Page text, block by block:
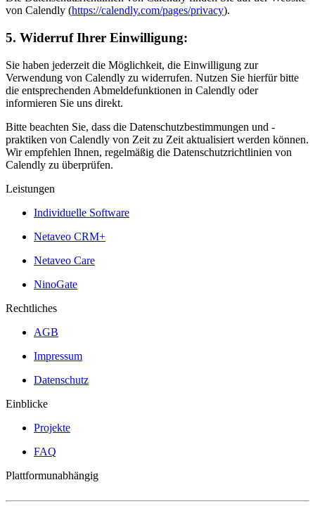
von Calendly (https://calendly.com/pages/privacy).
5. Widerruf Ihrer Einwilligung:
Sie haben jederzeit die Möglichkeit, die Einwilligung zur
Verwendung von Calendly zu widerrufen. Nutzen Sie hierfür bitte
die entsprechenden Abmeldefunktionen in Calendly oder
informieren Sie uns direkt.
Bitte beachten Sie, dass die Datenschutzbestimmungen und -
praktiken von Calendly von Zeit zu Zeit aktualisiert werden können.
Wir empfehlen Ihnen, regelmäßig die Datenschutzrichtlinien von
Calendly zu überprüfen.
Leistungen
Individuelle Software
Netaveo CRM+
Netaveo Care
NinoGate
Rechtliches
AGB
Impressum
Datenschutz
Einblicke
Projekte
FAQ
Plattformunabhängig